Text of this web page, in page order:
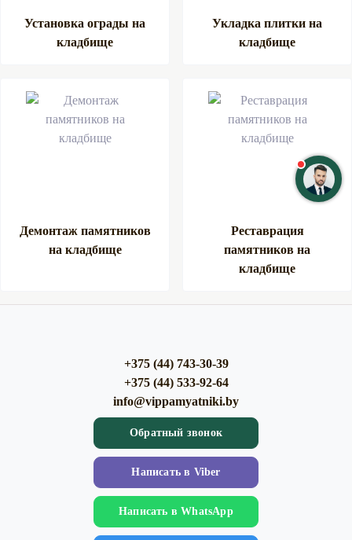
Установка ограды на
кладбище
Укладка плитки на
кладбище
Демонтаж памятников
на кладбище
Реставрация
памятников на
кладбище
+375 (44) 743-30-39
+375 (44) 533-92-64
info@vippamyatniki.by
Обратный звонок
Напиcать в Viber
Напиcать в WhatsApp